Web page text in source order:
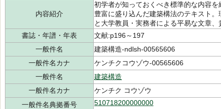
内容紹介
初学者が知っておくべき標準的な内容
豊富に盛り込んだ建築構法のテキスト
と大学教員・実務者による平易な文章
書誌・年譜・年表
文献:p196～197
一般件名
建築構造-ndlsh-00565606
一般件名カナ
ケンチクコウゾウ-00565606
一般件名
建築構造
一般件名カナ
ケンチク コウゾウ
一般件名典拠番号
510718200000000